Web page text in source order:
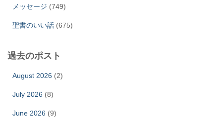
メッセージ (749)
聖書のいい話 (675)
過去のポスト
August 2026 (2)
July 2026 (8)
June 2026 (9)